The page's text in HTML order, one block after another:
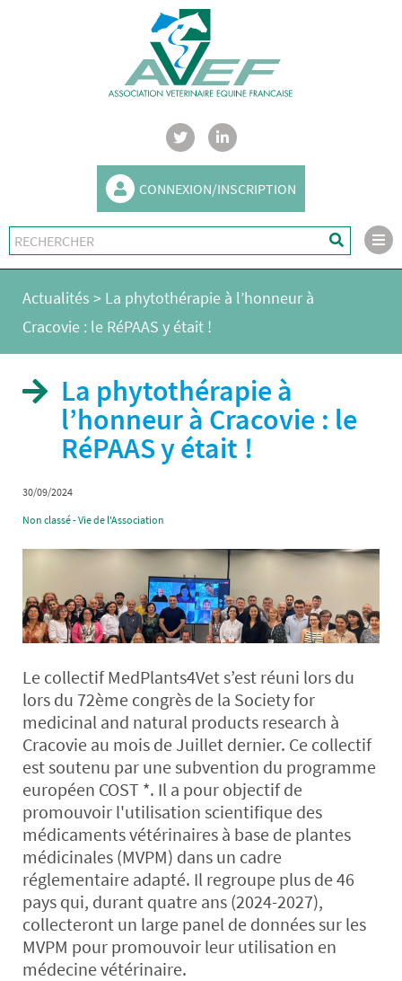
CONNEXION/INSCRIPTION
Actualités > La phytothérapie à l’honneur à
Cracovie : le RéPAAS y était !
La phytothérapie à
l’honneur à Cracovie : le
RéPAAS y était !
30/09/2024
Non classé - Vie de l'Association
Le collectif MedPlants4Vet s’est réuni lors du
lors du 72ème congrès de la Society for
medicinal and natural products research à
Cracovie au mois de Juillet dernier. Ce collectif
est soutenu par une subvention du programme
européen COST *. Il a pour objectif de
promouvoir l'utilisation scientifique des
médicaments vétérinaires à base de plantes
médicinales (MVPM) dans un cadre
réglementaire adapté. Il regroupe plus de 46
pays qui, durant quatre ans (2024-2027),
collecteront un large panel de données sur les
MVPM pour promouvoir leur utilisation en
médecine vétérinaire.